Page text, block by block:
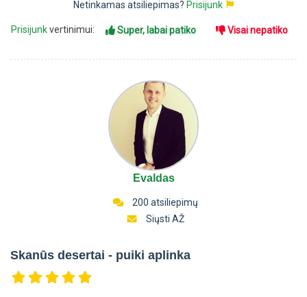
Netinkamas atsiliepimas? Prisijunk
Prisijunkvertinimui: Super, labai patiko Visai nepatiko
Evaldas
200 atsiliepimų
Siųsti AŽ
Skanūs desertai - puiki aplinka